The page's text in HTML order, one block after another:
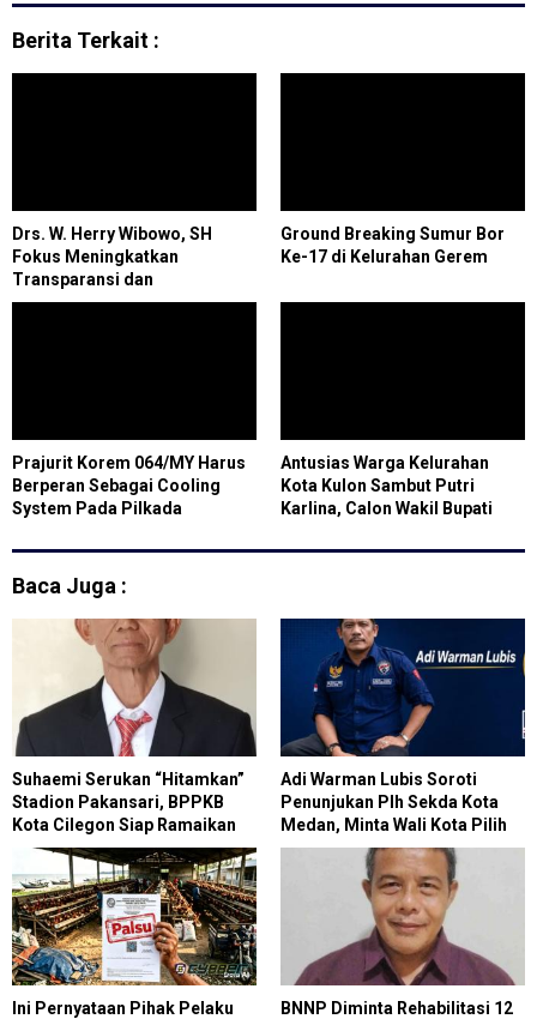
Berita Terkait :
Drs. W. Herry Wibowo, SH
Fokus Meningkatkan
Transparansi dan
Pembangunan di Klaten
Ground Breaking Sumur Bor
Ke-17 di Kelurahan Gerem
Prajurit Korem 064/MY Harus
Berperan Sebagai Cooling
System Pada Pilkada
Antusias Warga Kelurahan
Kota Kulon Sambut Putri
Karlina, Calon Wakil Bupati
Baca Juga :
Suhaemi Serukan “Hitamkan”
Stadion Pakansari, BPPKB
Kota Cilegon Siap Ramaikan
Milad ke-28
Adi Warman Lubis Soroti
Penunjukan Plh Sekda Kota
Medan, Minta Wali Kota Pilih
Figur yang Tepat
Ini Pernyataan Pihak Pelaku
BNNP Diminta Rehabilitasi 12